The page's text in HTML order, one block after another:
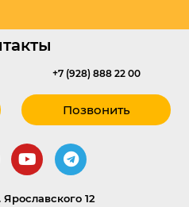
+7 (928) 888 22 00
Позвонить
Ярославского 12